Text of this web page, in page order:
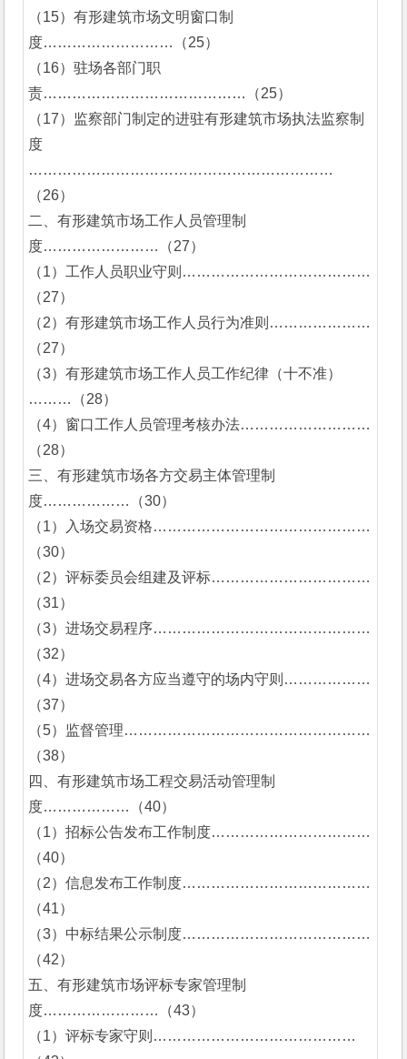
（15）有形建筑市场文明窗口制
度………………………（25）
（16）驻场各部门职
责……………………………………（25）
（17）监察部门制定的进驻有形建筑市场执法监察制
度
………………………………………………………
（26）
二、有形建筑市场工作人员管理制
度……………………（27）
（1）工作人员职业守则…………………………………
（27）
（2）有形建筑市场工作人员行为准则…………………
（27）
（3）有形建筑市场工作人员工作纪律（十不准）
………（28）
（4）窗口工作人员管理考核办法………………………
（28）
三、有形建筑市场各方交易主体管理制
度………………（30）
（1）入场交易资格………………………………………
（30）
（2）评标委员会组建及评标……………………………
（31）
（3）进场交易程序………………………………………
（32）
（4）进场交易各方应当遵守的场内守则………………
（37）
（5）监督管理……………………………………………
（38）
四、有形建筑市场工程交易活动管理制
度………………（40）
（1）招标公告发布工作制度……………………………
（40）
（2）信息发布工作制度…………………………………
（41）
（3）中标结果公示制度…………………………………
（42）
五、有形建筑市场评标专家管理制
度……………………（43）
（1）评标专家守则……………………………………